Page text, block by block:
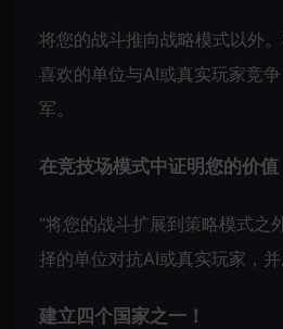
将您的战斗推向战略模式以外
喜欢的单位与AI或真实玩家竞
军。
在竞技场模式中证明您的价值
“将您的战斗扩展到策略模式之
择的单位对抗AI或真实玩家，并
建立四个国家之一！